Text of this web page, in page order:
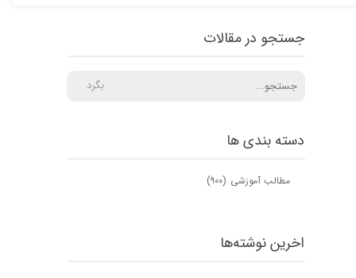
دسته بندی ها
مطالب آموزشی (۹۰۰)
جستجو در مقالات
بگرد
اخرین نوشته‌ها